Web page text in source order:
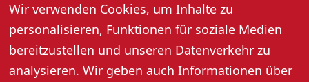
Wir verwenden Cookies, um Inhalte zu
personalisieren, Funktionen für soziale Medien
bereitzustellen und unseren Datenverkehr zu
analysieren. Wir geben auch Informationen über
persönlichen Treffen den Idealbildern aus den E-Mails
stand? Und wie steht es eigentlich um die Ehe von
Emmi und die neue Beziehung von Leo? Kann es für die
beiden überhaupt ein Happy-End geben? Liebe in